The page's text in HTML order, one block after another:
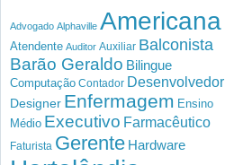
Advogado Alphaville Americana
Atendente Auditor Auxiliar Balconista
Barão Geraldo Bilingue
Computação Contador Desenvolvedor
Designer Enfermagem Ensino
Médio Executivo Farmacêutico
Faturista Gerente Hardware